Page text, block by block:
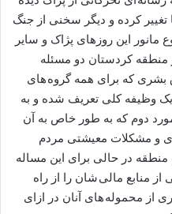
کرده و دیگر سخنی از جنگ
این روزهای پژاک و سایر
کردستان دو مسئله
که برای همه گروه های
وظیفه کلی تعریف شده و به
دوم که به طور خاص به آن
و مشکلات معیشتی مردم
در حالی برای این مساله
منابع مالی شان را از راه
از محموله های آنان در ازای